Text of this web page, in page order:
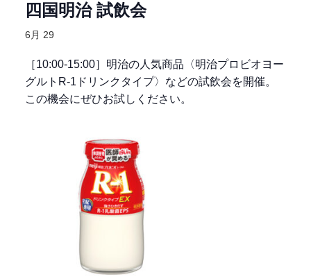
四国明治 試飲会
6月 29
［10:00-15:00］明治の人気商品〈明治プロビオヨー
グルトR-1ドリンクタイプ〉などの試飲会を開催。
この機会にぜひお試しください。